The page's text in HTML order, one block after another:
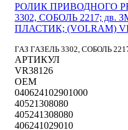
РОЛИК ПРИВОДНОГО
3302, СОБОЛЬ 2217; дв.
ПЛАСТИК; (VOLRAM)
ГАЗ ГАЗЕЛЬ 3302, СОБОЛЬ
АРТИКУЛ
VR38126
OEM
040624102901000
40521308080
405241308080
406241029010